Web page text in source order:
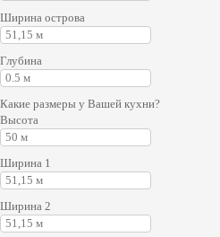
Ширина острова
Глубина
Какие размеры у Вашей кухни?
Высота
Ширина 1
Ширина 2